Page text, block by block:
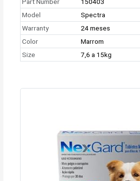
Model
Spectra
Warranty
24 meses
Color
Marrom
Size
7,6 a 15kg